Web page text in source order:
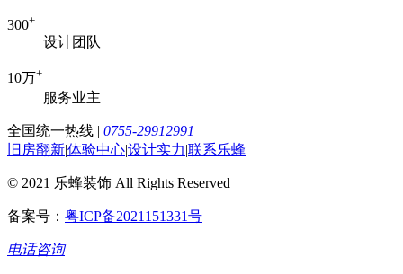
300+
设计团队
10万+
服务业主
全国统一热线 | 0755-29912991
旧房翻新|体验中心|设计实力|联系乐蜂
© 2021 乐蜂装饰 All Rights Reserved
备案号： 粤ICP备2021151331号
电话咨询